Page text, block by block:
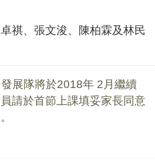
祺、張文浚、陳柏霖及林民
發展隊將於2018年 2 月繼續
請於首節上課填妥家長同意